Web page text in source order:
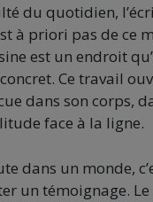
du quotidien,
à priori pas de ce
est un endroit
Ce travail
dans son corps,
face à la ligne.
dans un monde,
un témoignage.